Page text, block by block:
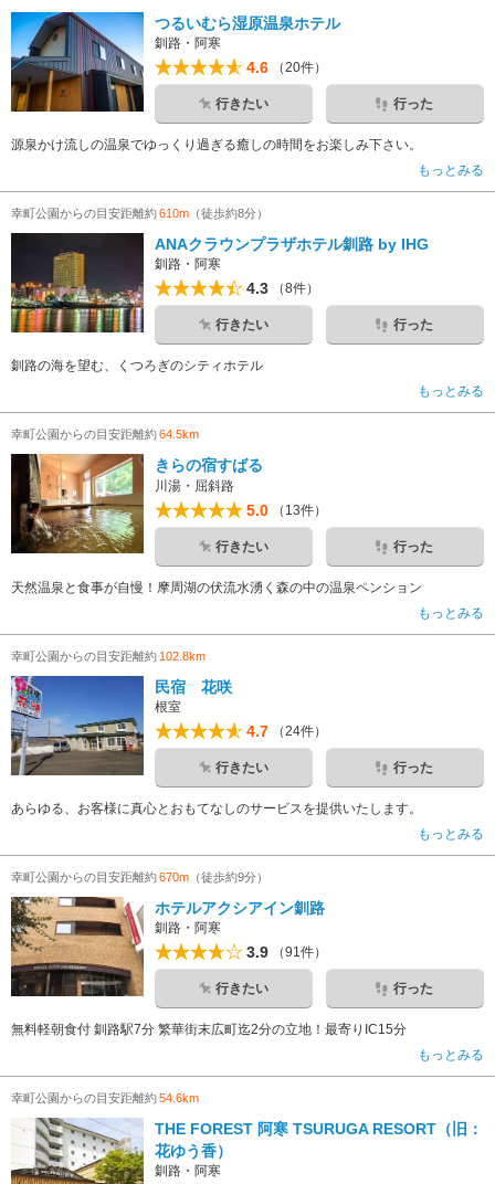
つるいむら湿原温泉ホテル
釧路・阿寒
4.6 （20件）
行きたい 行った
源泉かけ流しの温泉でゆっくり過ぎる癒しの時間をお楽しみ下さい。
もっとみる
幸町公園からの目安距離約610m （徒歩約8分）
ANAクラウンプラザホテル釧路 by IHG
釧路・阿寒
4.3 （8件）
行きたい 行った
釧路の海を望む、くつろぎのシティホテル
もっとみる
幸町公園からの目安距離約64.5km
きらの宿すばる
川湯・屈斜路
5.0 （13件）
行きたい 行った
天然温泉と食事が自慢！摩周湖の伏流水湧く森の中の温泉ペンション
もっとみる
幸町公園からの目安距離約 102.8km
民宿 花咲
根室
4.7 （24件）
行きたい 行った
あらゆる、お客様に真心とおもてなしのサービスを提供いたします。
もっとみる
幸町公園からの目安距離約670m （徒歩約9分）
ホテルアクシアイン釧路
釧路・阿寒
3.9 （91件）
行きたい 行った
無料軽朝食付 釧路駅7分 繁華街末広町迄2分の立地！最寄りIC15分
もっとみる
幸町公園からの目安距離約54.6km
THE FOREST 阿寒 TSURUGA RESORT（旧：
花ゆう香）
釧路・阿寒